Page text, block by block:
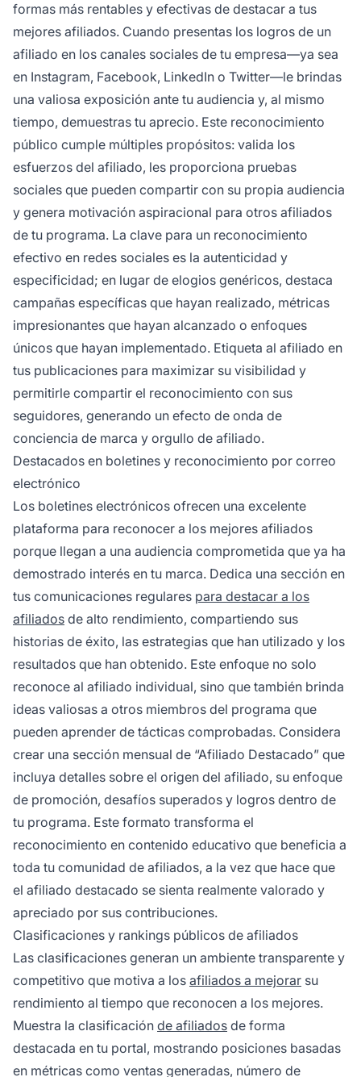
formas más rentables y efectivas de destacar a tus
mejores afiliados. Cuando presentas los logros de un
afiliado en los canales sociales de tu empresa—ya sea
en Instagram, Facebook, LinkedIn o Twitter—le brindas
una valiosa exposición ante tu audiencia y, al mismo
tiempo, demuestras tu aprecio. Este reconocimiento
público cumple múltiples propósitos: valida los
esfuerzos del afiliado, les proporciona pruebas
sociales que pueden compartir con su propia audiencia
y genera motivación aspiracional para otros afiliados
de tu programa. La clave para un reconocimiento
efectivo en redes sociales es la autenticidad y
especificidad; en lugar de elogios genéricos, destaca
campañas específicas que hayan realizado, métricas
impresionantes que hayan alcanzado o enfoques
únicos que hayan implementado. Etiqueta al afiliado en
tus publicaciones para maximizar su visibilidad y
permitirle compartir el reconocimiento con sus
seguidores, generando un efecto de onda de
conciencia de marca y orgullo de afiliado.
Destacados en boletines y reconocimiento por correo
electrónico
Los boletines electrónicos ofrecen una excelente
plataforma para reconocer a los mejores afiliados
porque llegan a una audiencia comprometida que ya ha
demostrado interés en tu marca. Dedica una sección en
tus comunicaciones regulares para destacar a los
afiliados de alto rendimiento, compartiendo sus
historias de éxito, las estrategias que han utilizado y los
resultados que han obtenido. Este enfoque no solo
reconoce al afiliado individual, sino que también brinda
ideas valiosas a otros miembros del programa que
pueden aprender de tácticas comprobadas. Considera
crear una sección mensual de “Afiliado Destacado” que
incluya detalles sobre el origen del afiliado, su enfoque
de promoción, desafíos superados y logros dentro de
tu programa. Este formato transforma el
reconocimiento en contenido educativo que beneficia a
toda tu comunidad de afiliados, a la vez que hace que
el afiliado destacado se sienta realmente valorado y
apreciado por sus contribuciones.
Clasificaciones y rankings públicos de afiliados
Las clasificaciones generan un ambiente transparente y
competitivo que motiva a los afiliados a mejorar su
rendimiento al tiempo que reconocen a los mejores.
Muestra la clasificación de afiliados de forma
destacada en tu portal, mostrando posiciones basadas
en métricas como ventas generadas, número de